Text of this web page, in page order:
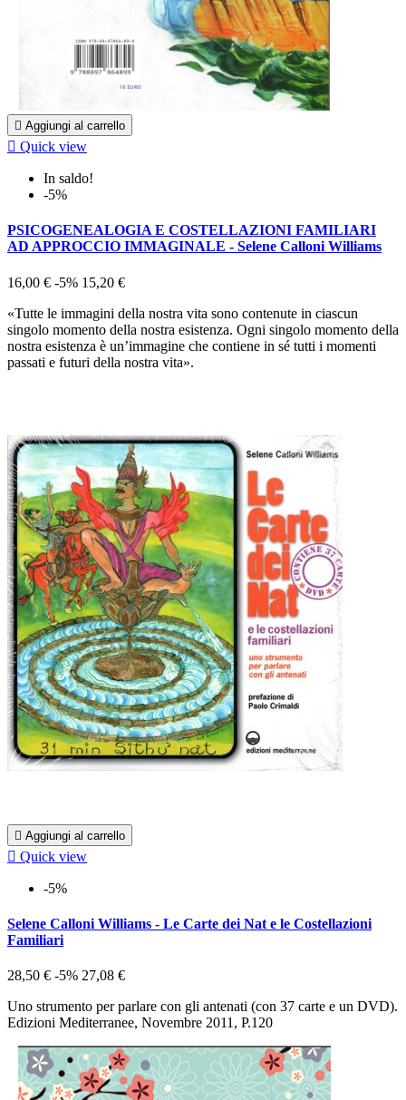
 Aggiungi al carrello
 Quick view
In saldo!
-5%
PSICOGENEALOGIA E COSTELLAZIONI FAMILIARI
AD APPROCCIO IMMAGINALE - Selene Calloni Williams
16,00 € -5% 15,20 €
«Tutte le immagini della nostra vita sono contenute in ciascun
singolo momento della nostra esistenza. Ogni singolo momento della
nostra esistenza è un’immagine che contiene in sé tutti i momenti
passati e futuri della nostra vita».
 Aggiungi al carrello
 Quick view
-5%
Selene Calloni Williams - Le Carte dei Nat e le Costellazioni
Familiari
28,50 € -5% 27,08 €
Uno strumento per parlare con gli antenati (con 37 carte e un DVD).
Edizioni Mediterranee, Novembre 2011, P.120